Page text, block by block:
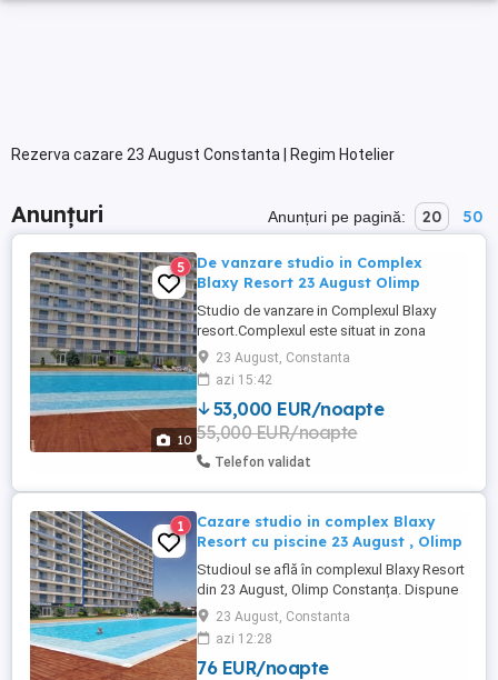
Rezerva cazare 23 August Constanta | Regim Hotelier
Anunțuri Anunțuri pe pagină: 20 50
10
5
De vanzare studio in Complex
Blaxy Resort 23 August Olimp
Studio de vanzare in Complexul Blaxy
resort.Complexul este situat in zona
popasul pescarilor la 3-4 minute de
mare,in complex există 4 piscine,3 de
adulți și una de copii.Accesul in complex
se face pe la barieră,are parcare și este cu
pază. Vedere este spre lac . Un atu este că
la nici 5 minute se afla ...
23 August, Constanta
azi 15:42
53,000 EUR/noapte
55,000 EUR/noapte
Telefon validat
1
Cazare studio in complex Blaxy
Resort cu piscine 23 August , Olimp
Studioul se află în complexul Blaxy Resort
din 23 August, Olimp Constanța. Dispune
de 4 piscine din care una pentru copii.
Complexul este la nici 5 minute de
mare,unde se află și restaurant popasul
pescarilor. Studioul este cu chicinetă
23 August, Constanta
azi 12:28
76 EUR/noapte